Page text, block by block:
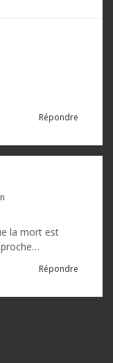
Répondre
la mort est
Répondre